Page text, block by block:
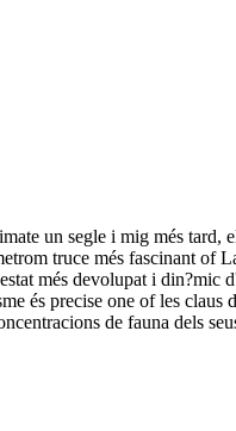
un segle i mig més tard,
truce més fascinant of
més devolupat i din?mic
és precise one of les claus
de fauna dels